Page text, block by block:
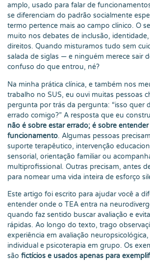
amplo, usado para falar de
se diferenciam do padrão socialmente
termo pertence mais ao campo clínico. O
muito nos debates de inclusão,
direitos. Quando misturamos tudo sem
salada de siglas — e ninguém merece sair
confuso do que entrou, né?
Na minha prática clínica, e também nos
trabalho no SUS, eu ouvi muitas pessoas
pergunta por trás da pergunta: “isso quer
errado comigo?” A resposta que eu
não é sobre estar errado; é sobre
funcionamento. Algumas pessoas
suporte terapêutico, intervenção
sensorial, orientação familiar ou
multiprofissional. Outras precisam, antes
para nomear uma vida inteira de esforço
Este artigo foi escrito para ajudar você a
entender onde o TEA entra na
quando faz sentido buscar avaliação e
rápidas. Ao longo do texto, trago
experiência em avaliação
individual e psicoterapia em grupo. Os
são fictícios e usados apenas para